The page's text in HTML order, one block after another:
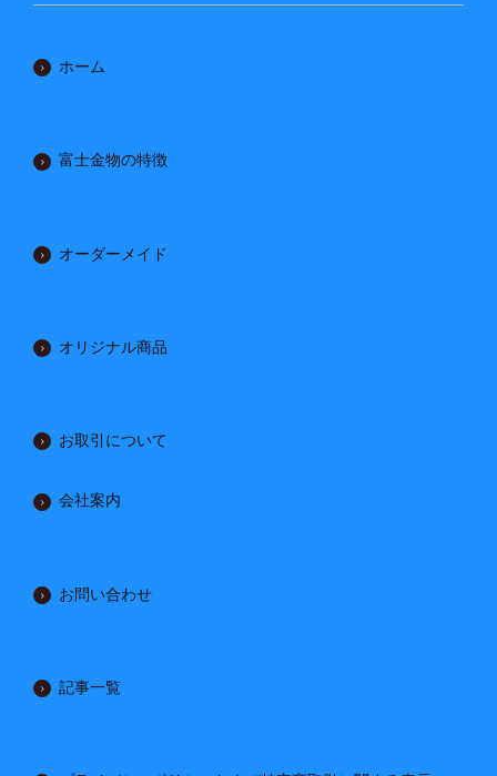
ホーム
富士金物の特徴
オーダーメイド
オリジナル商品
お取引について
会社案内
お問い合わせ
記事一覧